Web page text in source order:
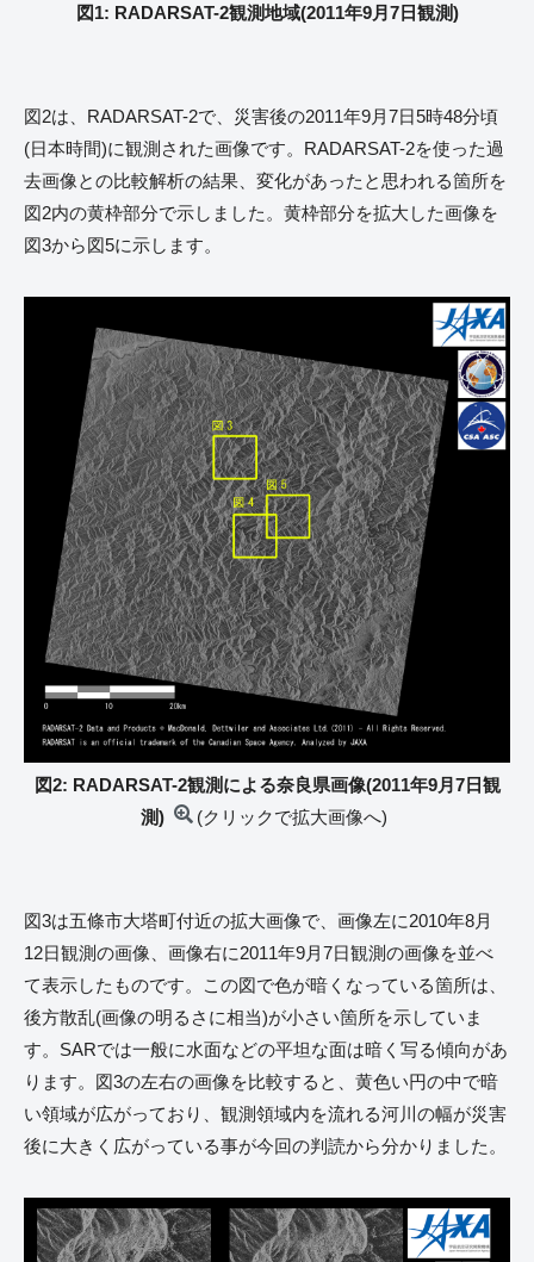
図1: RADARSAT-2観測地域(2011年9月7日観測)
図2は、RADARSAT-2で、災害後の2011年9月7日5時48分頃
(日本時間)に観測された画像です。RADARSAT-2を使った過
去画像との比較解析の結果、変化があったと思われる箇所を
図2内の黄枠部分で示しました。黄枠部分を拡大した画像を
図3から図5に示します。
図2: RADARSAT-2観測による奈良県画像(2011年9月7日観
測)
(クリックで拡大画像へ)
図3は五條市大塔町付近の拡大画像で、画像左に2010年8月
12日観測の画像、画像右に2011年9月7日観測の画像を並べ
て表示したものです。この図で色が暗くなっている箇所は、
後方散乱(画像の明るさに相当)が小さい箇所を示していま
す。SARでは一般に水面などの平坦な面は暗く写る傾向があ
ります。図3の左右の画像を比較すると、黄色い円の中で暗
い領域が広がっており、観測領域内を流れる河川の幅が災害
後に大きく広がっている事が今回の判読から分かりました。